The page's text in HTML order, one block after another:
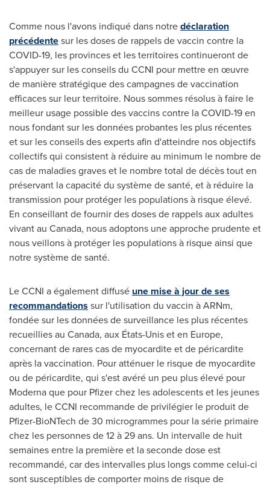
Comme nous l'avons indiqué dans notredéclaration
précédentesur les doses de rappels de vaccin contre la
COVID-19, les provinces et les territoires continueront de
s'appuyer sur les conseils du CCNI pour mettre en œuvre
de manière stratégique des campagnes de vaccination
efficaces sur leur territoire. Nous sommes résolus à faire le
meilleur usage possible des vaccins contre la COVID-19 en
nous fondant sur les données probantes les plus récentes
et sur les conseils des experts afin d'atteindre nos objectifs
collectifs qui consistent à réduire au minimum le nombre de
cas de maladies graves et le nombre total de décès tout en
préservant la capacité du système de santé, et à réduire la
transmission pour protéger les populations à risque élevé.
En conseillant de fournir des doses de rappels aux adultes
vivant au Canada, nous adoptons une approche prudente et
nous veillons à protéger les populations à risque ainsi que
notre système de santé.
Le CCNI a également diffusé une mise à jour de ses
recommandations sur l'utilisation du vaccin à ARNm,
fondée sur les données de surveillance les plus récentes
recueillies au Canada, aux États-Unis et en Europe,
concernant de rares cas de myocardite et de péricardite
après la vaccination. Pour atténuer le risque de myocardite
ou de péricardite, qui s'est avéré un peu plus élevé pour
Moderna que pour Pfizer chez les adolescents et les jeunes
adultes, le CCNI recommande de privilégier le produit de
Pfizer-BioNTech de 30 microgrammes pour la série primaire
chez les personnes de 12 à 29 ans. Un intervalle de huit
semaines entre la première et la seconde dose est
recommandé, car des intervalles plus longs comme celui-ci
sont susceptibles de comporter moins de risque de